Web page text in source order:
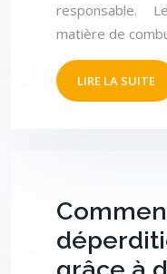
responsable.
matière de
LIRE LA SUITE